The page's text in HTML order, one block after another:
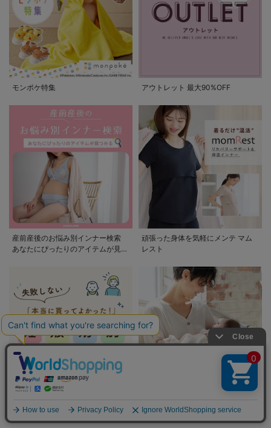
モンポケ特集 アウトレット 最大90%OFF
産前産後のお悩み別インナー検索
あなたにぴったりのアイテムが見つ
頑張った身体を気軽にメンテ マム
レスト
要なものを妊娠期別に紹介